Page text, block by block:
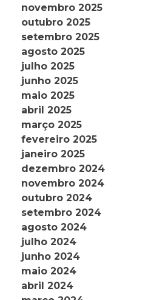
novembro 2025
outubro 2025
setembro 2025
agosto 2025
julho 2025
junho 2025
maio 2025
abril 2025
março 2025
fevereiro 2025
janeiro 2025
dezembro 2024
novembro 2024
outubro 2024
setembro 2024
agosto 2024
julho 2024
junho 2024
maio 2024
abril 2024